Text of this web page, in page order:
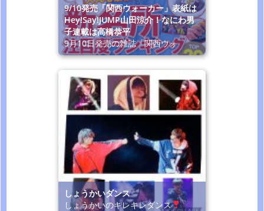
9/10発売「関西ウォーカー」表紙は
Hey!Say!JUMP山田涼介！なにわ男
子連載は高橋恭平
9月10日発売の雑誌「関西ウォ
しょうかいダンス
しょうかいのキレキレダンス